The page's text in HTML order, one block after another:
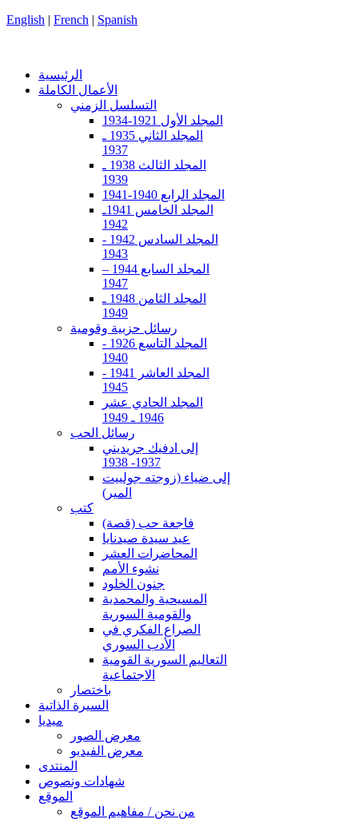
English | French | Spanish
الرئيسية
الأعمال الكاملة
التسلسل الزمني
المجلد الأول 1921-1934
المجلد الثاني 1935 ـ
1937
المجلد الثالث 1938 ـ
1939
المجلد الرابع 1940-1941
المجلد الخامس 1941ـ
1942
المجلد السادس 1942 -
1943
المجلد السابع 1944 –
1947
المجلد الثامن 1948 ـ
1949
رسائل حزبية وقومية
المجلد التاسع 1926 -
1940
المجلد العاشر 1941 -
1945
المجلد الحادي عشر
1946 ـ 1949
رسائل الحب
إلى ادفيك جريديني
1937- 1938
إلى ضياء (زوجته جولييت
المير)
كتب
فاجعة حب (قصة)
عيد سيدة صيدنايا
المحاضرات العشر
نشوء الأمم
جنون الخلود
المسيحية والمحمدية
والقومية السورية
الصراع الفكري في
الأدب السوري
التعاليم السورية القومية
الاجتماعية
باختصار
السيرة الذاتية
ميديا
معرض الصور
معرض الفيديو
المنتدى
شهادات ونصوص
الموقع
من نحن / مفاهيم الموقع